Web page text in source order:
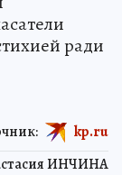
ради
ИНЧИНА
kp.ru